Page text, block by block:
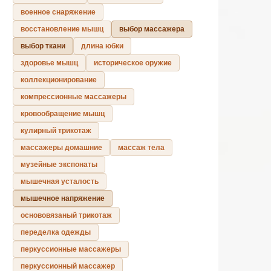
военное снаряжение
восстановление мышц
выбор массажера
выбор ткани
длина юбки
здоровье мышц
историческое оружие
коллекционирование
компрессионные массажеры
кровообращение мышц
кулирный трикотаж
массажеры домашние
массаж тела
музейные экспонаты
мышечная усталость
мышечное напряжение
основовязаный трикотаж
переделка одежды
перкуссионные массажеры
перкуссионный массажер